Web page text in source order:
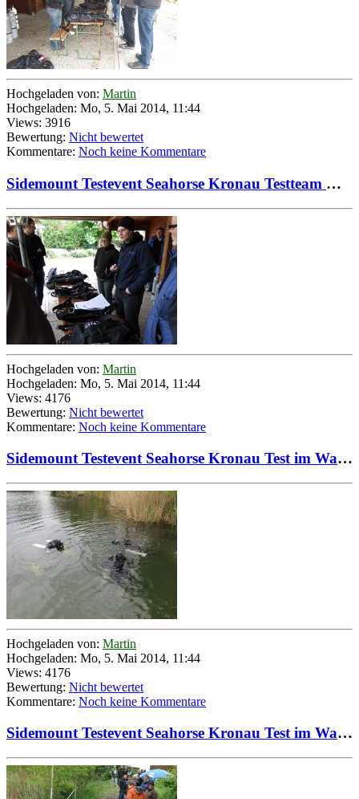
Hochgeladen von: Martin
Hochgeladen: Mo, 5. Mai 2014, 11:44
Views: 3916
Bewertung: Nicht bewertet
Kommentare: Noch keine Kommentare
Sidemount Testevent Seahorse Kronau Testteam mit Chris 02
Hochgeladen von: Martin
Hochgeladen: Mo, 5. Mai 2014, 11:44
Views: 4176
Bewertung: Nicht bewertet
Kommentare: Noch keine Kommentare
Sidemount Testevent Seahorse Kronau Test im Wasser 01
Hochgeladen von: Martin
Hochgeladen: Mo, 5. Mai 2014, 11:44
Views: 4176
Bewertung: Nicht bewertet
Kommentare: Noch keine Kommentare
Sidemount Testevent Seahorse Kronau Test im Wasser 02